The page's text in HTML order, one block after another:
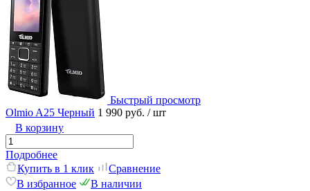
Быстрый просмотр
Olmio A25 Черный 1 990 руб. / шт
В корзину
Подробнее
Купить в 1 клик
Сравнение
В избранное
В наличии